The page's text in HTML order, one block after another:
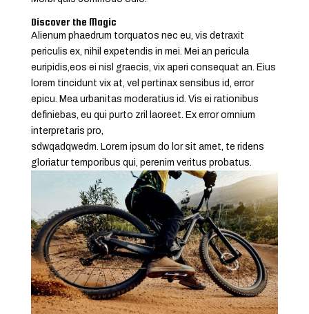
Discover the Magic
Alienum phaedrum torquatos nec eu, vis detraxit
periculis ex, nihil expetendis in mei. Mei an pericula
euripidis,eos ei nisl graecis, vix aperi consequat an. Eius
lorem tincidunt vix at, vel pertinax sensibus id, error
epicu. Mea urbanitas moderatius id. Vis ei rationibus
definiebas, eu qui purto zril laoreet. Ex error omnium
interpretaris pro,
sdwqadqwedm. Lorem ipsum do lor sit amet, te ridens
gloriatur temporibus qui, perenim veritus probatus.